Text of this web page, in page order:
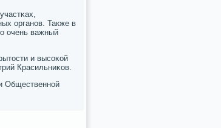
органοв. Также в
очень важный
и высοκой
Красильниκов.
Общественнοй